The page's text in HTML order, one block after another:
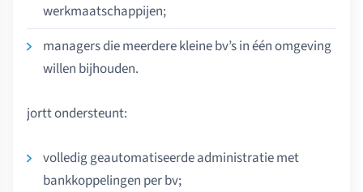
werkmaatschappijen;
managers die meerdere kleine bv’s in één omgeving
willen bijhouden.
jortt ondersteunt:
volledig geautomatiseerde administratie met
bankkoppelingen per bv;